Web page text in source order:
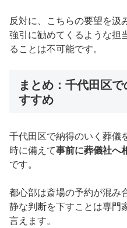
反対に、こちらの要望を汲
強引に勧めてくるような担
ることは不可能です。
まとめ：千代田区
すすめ
千代田区で納得のいく葬儀
時に備えて事前に葬儀社へ
です。
都心部は斎場の予約が混み
静な判断を下すことは専門
言えます。